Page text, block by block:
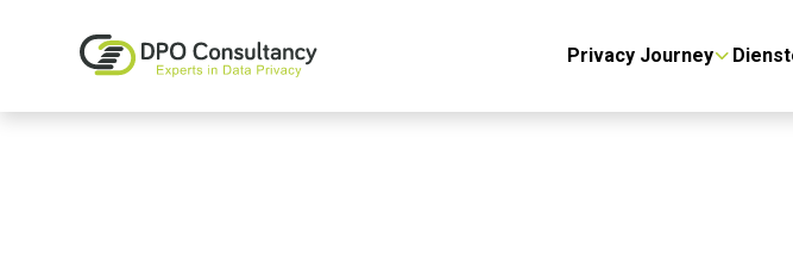
Privacy Journey